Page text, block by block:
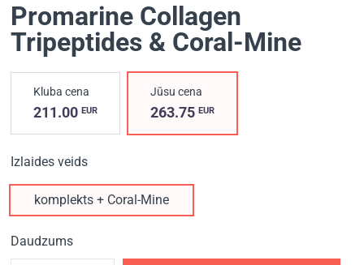
Promarine Collagen
Tripeptides & Coral-Mine
Kluba cena
211.00 EUR
Jūsu cena
263.75EUR
Izlaides veids
komplekts + Coral-Mine
Daudzums